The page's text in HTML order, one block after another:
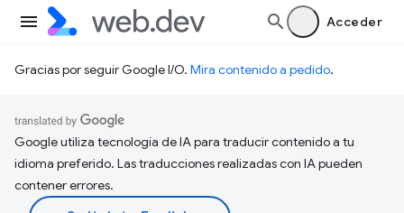
Acceder
Gracias por seguir Google I/O. Mira contenido a pedido.
Google utiliza tecnología de IA para traducir contenido a tu
idioma preferido. Las traducciones realizadas con IA pueden
contener errores.